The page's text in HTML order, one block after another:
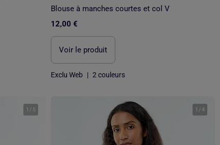
Blouse à manches courtes et col V
12,00 €
Voir le produit
Exclu Web | 2 couleurs
1 / 5 1 /4